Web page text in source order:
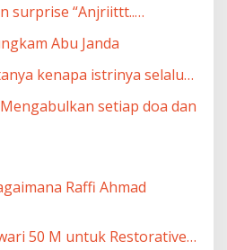
surprise “Anjriittt..…
Abu Janda
kenapa istrinya selalu…
setiap doa dan
Raffi Ahmad
50 M untuk Restorative…